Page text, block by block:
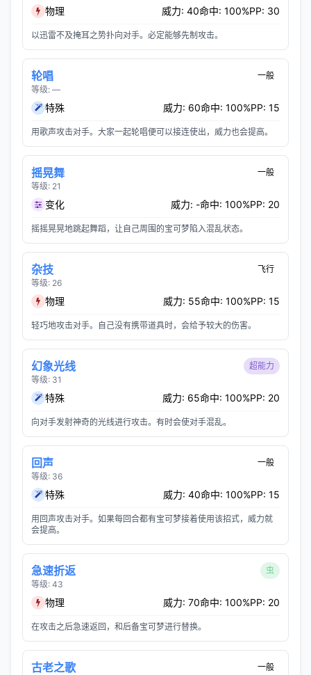
物理 威力: 40命中: 100%PP: 30
以迅雷不及掩耳之势扑向对手。必定能够先制攻击。
轮唱
等级: —
一般
特殊 威力: 60命中: 100%PP: 15
用歌声攻击对手。大家一起轮唱便可以接连使出，威力也会提高。
摇晃舞
等级: 21
一般
变化 威力: -命中: 100%PP: 20
摇摇晃晃地跳起舞蹈，让自己周围的宝可梦陷入混乱状态。
杂技
等级: 26
飞行
物理 威力: 55命中: 100%PP: 15
轻巧地攻击对手。自己没有携带道具时，会给予较大的伤害。
幻象光线
等级: 31
超能力
特殊 威力: 65命中: 100%PP: 20
向对手发射神奇的光线进行攻击。有时会使对手混乱。
回声
等级: 36
一般
特殊 威力: 40命中: 100%PP: 15
用回声攻击对手。如果每回合都有宝可梦接着使用该招式，威力就
会提高。
急速折返
等级: 43
虫
物理 威力: 70命中: 100%PP: 20
在攻击之后急速返回，和后备宝可梦进行替换。
古老之歌 一般